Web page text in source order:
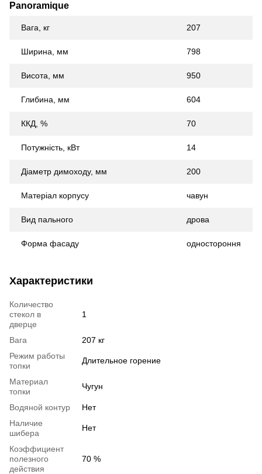
Panoramique
Вага, кг 207
Ширина, мм 798
Висота, мм 950
Глибина, мм 604
ККД, % 70
Потужність, кВт 14
Діаметр димоходу, мм 200
Матеріал корпусу чавун
Вид пального дрова
Форма фасаду одностороння
Характеристики
Количество
стекол в
дверце
1
Вага
207 кг
Режим работы
топки
Длительное горение
Материал
топки
Чугун
Водяной контур
Нет
Наличие
шибера
Нет
Коэффициент
полезного
действия
70 %